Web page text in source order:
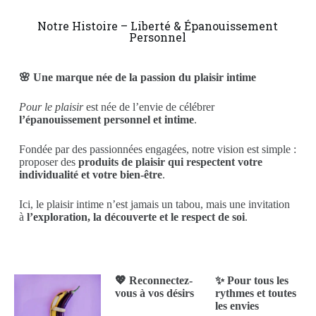
Notre Histoire – Liberté & Épanouissement
Personnel
🌸 Une marque née de la passion du plaisir intime
Pour le plaisirest née de l’envie de célébrer
l’épanouissement personnel et intime.
Fondée par des passionnées engagées, notre vision est simple :
proposer des produits de plaisir qui respectent votre
individualité et votre bien-être.
Ici, le plaisir intime n’est jamais un tabou, mais une invitation
à l’exploration, la découverte et le respect de soi.
💖 Reconnectez-
vous à vos désirs
✨ Pour tous les
rythmes et toutes
les envies